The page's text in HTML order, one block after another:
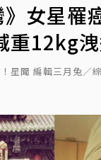
》女星罹
重12kg
星聞 編輯三月兔／